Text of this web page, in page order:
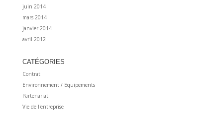
juin 2014
mars 2014
janvier 2014
avril 2012
CATÉGORIES
Contrat
Environnement / Equipements
Partenariat
Vie de l'entreprise